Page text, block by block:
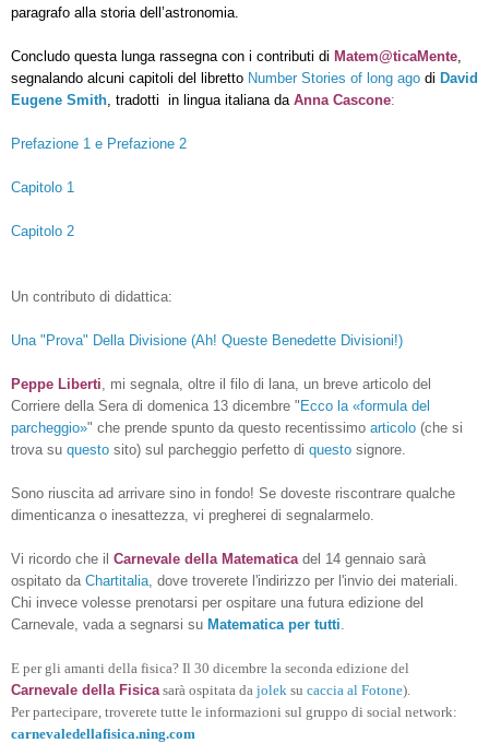
paragrafo alla storia dell’astronomia.
Concludo questa lunga rassegna con i contributi di Matem@ticaMente
segnalando alcuni capitoli del libretto Number Stories of long ago di David
Eugene Smith , tradotti in lingua italiana da Anna Cascone:
Prefazione 1 e Prefazione 2
Capitolo 1
Capitolo 2
Un contributo di didattica:
Una "Prova" Della Divisione (Ah! Queste Benedette Divisioni!)
Peppe Liberti , mi segnala, oltre il filo di lana, un breve articolo del
Corriere della Sera di domenica 13 dicembre " Ecco la «formula del
parcheggio»" che prende spunto da questo recentissimo articolo (che si
trova su questo sito) sul parcheggio perfetto di questo signore.
Sono riuscita ad arrivare sino in fondo! Se doveste riscontrare qualche
dimenticanza o inesattezza, vi pregherei di segnalarmelo.
Vi ricordo che il Carnevale della Matematica del 14 gennaio sarà
ospitato da Chartitalia , dove troverete l'indirizzo per l'invio dei materiali.
Chi invece volesse prenotarsi per ospitare una futura edizione del
Carnevale, vada a segnarsi su Matematica per tutti
E per gli amanti della fisica? Il 30 dicembre la seconda edizione del
Carnevale della Fisica sarà ospitata da jolek su caccia al Fotone).
Per partecipare, troverete tutte le informazioni sul gruppo di social network:
carnevaledellafisica.ning.com